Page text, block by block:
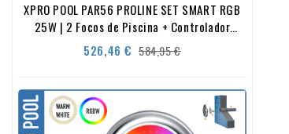
XPRO POOL PAR56 PROLINE SET SMART RGB
25W | 2 Focos de Piscina + Controlador
Smart + Fuente de Alimentación
526,46 € Precio
584,95 €Precio